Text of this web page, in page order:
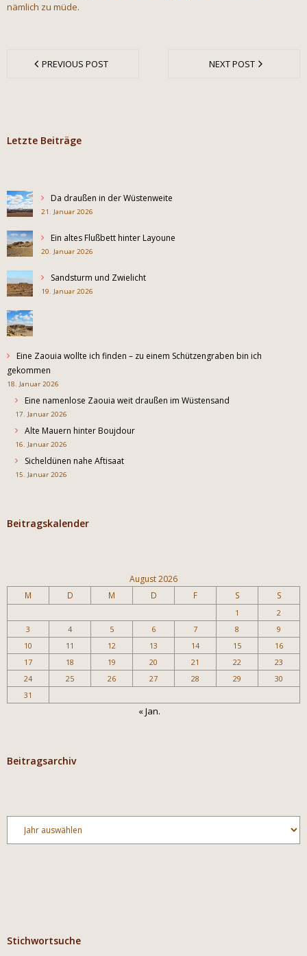
nämlich zu müde.
PREVIOUS POST NEXT POST
Letzte Beiträge
Da draußen in der Wüstenweite
21. Januar 2026
Ein altes Flußbett hinter Layoune
20. Januar 2026
Sandsturm und Zwielicht
19. Januar 2026
Eine Zaouia wollte ich finden – zu einem Schützengraben bin ich
gekommen
18. Januar 2026
Eine namenlose Zaouia weit draußen im Wüstensand
17. Januar 2026
Alte Mauern hinter Boujdour
16. Januar 2026
Sicheldünen nahe Aftisaat
15. Januar 2026
Beitragskalender
August 2026
M D M D F S S
1
2
3
4 5 6 7 8
9
10
11 12 13 14 15
16
17
18 19 20 21 22
23
24
25 26 27 28 29
30
31
« Jan.
Beitragsarchiv
Archiv
Stichwortsuche